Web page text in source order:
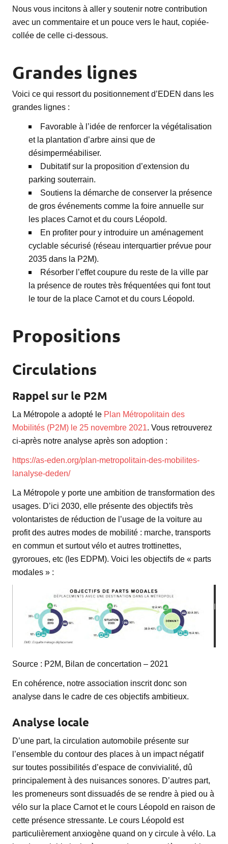
Nous vous incitons à aller y soutenir notre contribution
avec un commentaire et un pouce vers le haut, copiée-
collée de celle ci-dessous.
Grandes lignes
Voici ce qui ressort du positionnement d’EDEN dans les
grandes lignes :
Favorable à l’idée de renforcer la végétalisation
et la plantation d’arbre ainsi que de
désimperméabiliser.
Dubitatif sur la proposition d’extension du
parking souterrain.
Soutiens la démarche de conserver la présence
de gros événements comme la foire annuelle sur
les places Carnot et du cours Léopold.
En profiter pour y introduire un aménagement
cyclable sécurisé (réseau interquartier prévue pour
2035 dans la P2M).
Résorber l’effet coupure du reste de la ville par
la présence de routes très fréquentées qui font tout
le tour de la place Carnot et du cours Léopold.
Propositions
Circulations
Rappel sur le P2M
La Métropole a adopté le Plan Métropolitain des
Mobilités (P2M) le 25 novembre 2021. Vous retrouverez
ci-après notre analyse après son adoption :
https://as-eden.org/plan-metropolitain-des-mobilites-
lanalyse-deden/
La Métropole y porte une ambition de transformation des
usages. D’ici 2030, elle présente des objectifs très
volontaristes de réduction de l’usage de la voiture au
profit des autres modes de mobilité : marche, transports
en commun et surtout vélo et autres trottinettes,
gyroroues, etc (les EDPM). Voici les objectifs de « parts
modales » :
Source : P2M, Bilan de concertation – 2021
En cohérence, notre association inscrit donc son
analyse dans le cadre de ces objectifs ambitieux.
Analyse locale
D’une part, la circulation automobile présente sur
l’ensemble du contour des places à un impact négatif
sur toutes possibilités d’espace de convivialité, dû
principalement à des nuisances sonores. D’autres part,
les promeneurs sont dissuadés de se rendre à pied ou à
vélo sur la place Carnot et le cours Léopold en raison de
cette présence stressante. Le cours Léopold est
particulièrement anxiogène quand on y circule à vélo. La